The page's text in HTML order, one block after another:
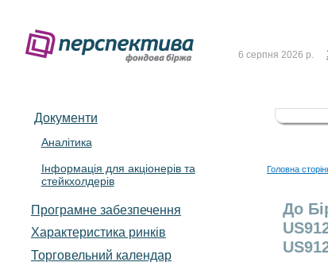
6 серпня 2026 р.
5 серпня 2026 р.
4 серпня 2026 р.
Документи
Аналітика
Інформація для акціонерів та
стейкхолдерів
Програмне забезпечення
Характеристика pинків
Торговельний календар
Головна
До